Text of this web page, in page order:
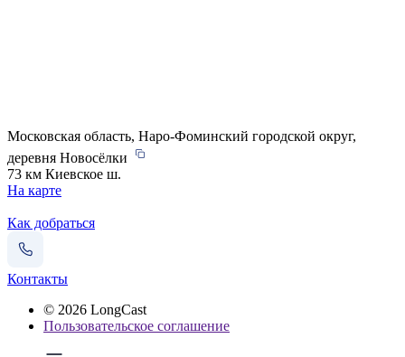
Московская область, Наро-Фоминский городской округ,
деревня Новосёлки
73 км Киевское ш.
На карте
Как добраться
Контакты
© 2026 LongCast
Пользовательское соглашение